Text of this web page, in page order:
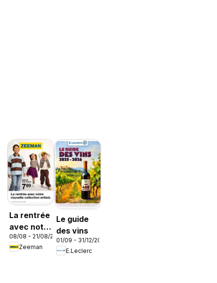
La rentrée
avec notre
nouvelle
collection
08/08 - 21/08/2026
Zeeman
Le guide
des vins
01/09 - 31/12/2026
E.Leclerc